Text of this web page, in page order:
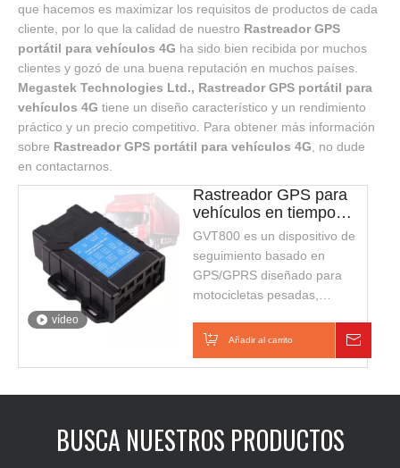
que hacemos es maximizar los requisitos de productos de cada
cliente, por lo que la calidad de nuestro Rastreador GPS
portátil para vehículos 4G ha sido bien recibida por muchos
clientes y gozó de una buena reputación en muchos países.
Megastek Technologies Ltd., Rastreador GPS portátil para
vehículos 4G tiene un diseño característico y un rendimiento
práctico y un precio competitivo. Para obtener más información
sobre Rastreador GPS portátil para vehículos 4G , no dude
en contactarnos.
vídeo
Rastreador GPS para
vehículos en tiempo
real GVT800 4G LTE
GVT800 es un dispositivo de
seguimiento basado en
GPS/GPRS diseñado para
motocicletas pesadas,
autobuses escolares y
Añadir al carrito
BUSCA NUESTROS PRODUCTOS